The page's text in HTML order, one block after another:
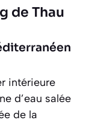
de Thau
intérieure
d’eau salée
de la